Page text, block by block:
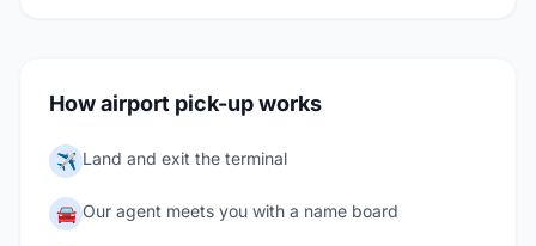
How airport pick-up works
✈️ Land and exit the terminal
🚘 Our agent meets you with a name board